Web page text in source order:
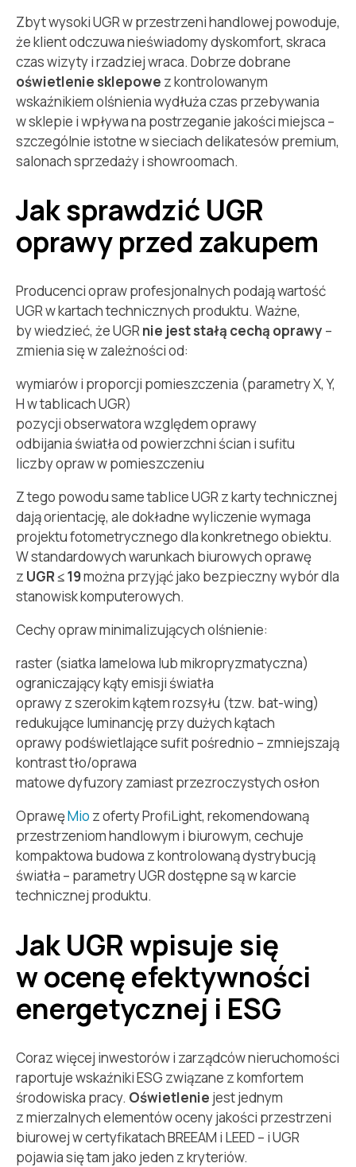
Zbyt wysoki UGR w przestrzeni handlowej powoduje,
że klient odczuwa nieświadomy dyskomfort, skraca
czas wizyty i rzadziej wraca. Dobrze dobrane
oświetlenie sklepowe z kontrolowanym
wskaźnikiem olśnienia wydłuża czas przebywania
w sklepie i wpływa na postrzeganie jakości miejsca –
szczególnie istotne w sieciach delikatesów premium,
salonach sprzedaży i showroomach.
Jak sprawdzić UGR
oprawy przed zakupem
Producenci opraw profesjonalnych podają wartość
UGR w kartach technicznych produktu. Ważne,
by wiedzieć, że UGR nie jest stałą cechą oprawy –
zmienia się w zależności od:
wymiarów i proporcji pomieszczenia (parametry X, Y,
H w tablicach UGR)
pozycji obserwatora względem oprawy
odbijania światła od powierzchni ścian i sufitu
liczby opraw w pomieszczeniu
Z tego powodu same tablice UGR z karty technicznej
dają orientację, ale dokładne wyliczenie wymaga
projektu fotometrycznego dla konkretnego obiektu.
W standardowych warunkach biurowych oprawę
z UGR ≤ 19można przyjąć jako bezpieczny wybór dla
stanowisk komputerowych.
Cechy opraw minimalizujących olśnienie:
raster (siatka lamelowa lub mikropryzmatyczna)
ograniczający kąty emisji światła
oprawy z szerokim kątem rozsyłu (tzw. bat-wing)
redukujące luminancję przy dużych kątach
oprawy podświetlające sufit pośrednio – zmniejszają
kontrast tło/oprawa
matowe dyfuzory zamiast przezroczystych osłon
OprawęMio z oferty ProfiLight, rekomendowaną
przestrzeniom handlowym i biurowym, cechuje
kompaktowa budowa z kontrolowaną dystrybucją
światła – parametry UGR dostępne są w karcie
technicznej produktu.
Jak UGR wpisuje się
w ocenę efektywności
energetycznej i ESG
Coraz więcej inwestorów i zarządców nieruchomości
raportuje wskaźniki ESG związane z komfortem
środowiska pracy. Oświetlenie jest jednym
z mierzalnych elementów oceny jakości przestrzeni
biurowej w certyfikatach BREEAM i LEED – i UGR
pojawia się tam jako jeden z kryteriów.